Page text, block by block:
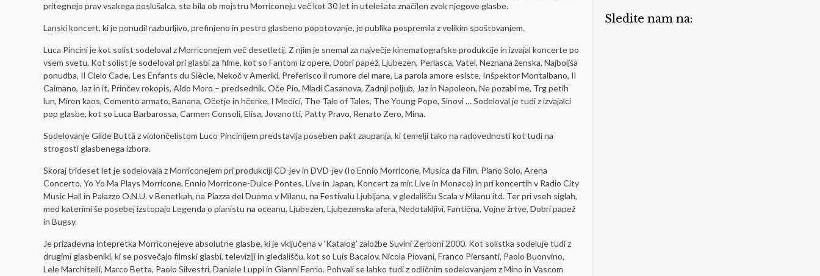
pritegnejo prav vsakega poslušalca, sta bila ob mojstru Morriconeju več kot 30 let in utelešata značilen zvok njegove glasbe.
Lanski koncert, ki je ponudil razburljivo, prefinjeno in pestro glasbeno popotovanje, je publika pospremila z velikim spoštovanjem.
Luca Pincini je kot solist sodeloval z Morriconejem več desetletij. Z njim je snemal za največje kinematografske produkcije in izvajal koncerte po
vsem svetu. Kot solist je sodeloval pri glasbi za filme, kot so Fantom iz opere, Dobri papež, Ljubezen, Perlasca, Vatel, Neznana ženska, Najboljša
ponudba, Il Cielo Cade, Les Enfants du Siècle, Nekoč v Ameriki, Preferisco il rumore del mare, La parola amore esiste, Inšpektor Montalbano, Il
Caimano, Jaz in it, Prinčev rokopis, Aldo Moro – predsednik, Oče Pio, Mladi Casanova, Zadnji poljub, Jaz in Napoleon, Ne pozabi me, Trg petih
lun, Miren kaos, Cemento armato, Banana, Očetje in hčerke, I Medici, The Tale of Tales, The Young Pope, Sinovi … Sodeloval je tudi z izvajalci
pop glasbe, kot so Luca Barbarossa, Carmen Consoli, Elisa, Jovanotti, Patty Pravo, Renato Zero, Mina.
Sodelovanje Gilde Buttà z violončelistom Luco Pincinijem predstavlja poseben pakt zaupanja, ki temelji tako na radovednosti kot tudi na
strogosti glasbenega izbora.
Skoraj trideset let je sodelovala z Morriconejem pri produkciji CD-jev in DVD-jev (Io Ennio Morricone, Musica da Film, Piano Solo, Arena
Concerto, Yo Yo Ma Plays Morricone, Ennio Morricone-Dulce Pontes, Live in Japan, Koncert za mir, Live in Monaco) in pri koncertih v Radio City
Music Hall in Palazzo O.N.U. v Benetkah, na Piazza del Duomo v Milanu, na Festivalu Ljubljana, v gledališču Scala v Milanu itd. Ter pri vseh siglah,
med katerimi še posebej izstopajo Legenda o pianistu na oceanu, Ljubezen, Ljubezenska afera, Nedotakljivi, Fantična, Vojne žrtve, Dobri papež
in Bugsy.
Je prizadevna intepretka Morriconejeve absolutne glasbe, ki je vključena v ‘Katalog’ založbe Suvini Zerboni 2000. Kot solistka sodeluje tudi z
drugimi glasbeniki, ki se posvečajo filmski glasbi, televiziji in gledališču, kot so Luis Bacalov, Nicola Piovani, Franco Piersanti, Paolo Buonvino,
Lele Marchitelli, Marco Betta, Paolo Silvestri, Daniele Luppi in Gianni Ferrio. Pohvali se lahko tudi z odličnim sodelovanjem z Mino in Vascom
Sledite nam na: